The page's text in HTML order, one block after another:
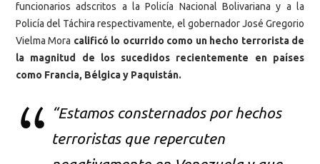
funcionarios adscritos a la Policía Nacional Bolivariana y a la
Policía del Táchira respectivamente, el gobernador José Gregorio
Vielma Mora calificó lo ocurrido como un hecho terrorista de
la magnitud de los sucedidos recientemente en países
como Francia, Bélgica y Paquistán.
“Estamos consternados por hechos
terroristas que repercuten